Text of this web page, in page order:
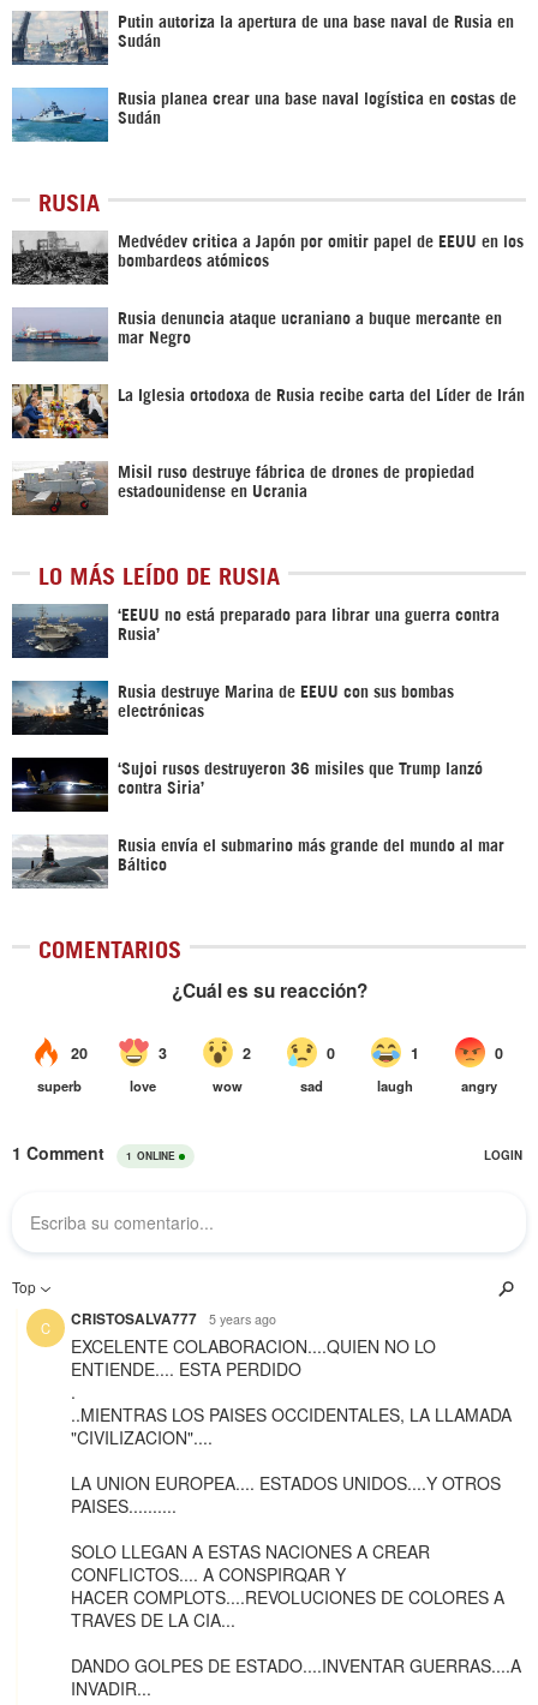
Putin autoriza la apertura de una base naval de Rusia en
Sudán
Rusia planea crear una base naval logística en costas de
Sudán
RUSIA
Medvédev critica a Japón por omitir papel de EEUU en los
bombardeos atómicos
Rusia denuncia ataque ucraniano a buque mercante en
mar Negro
La Iglesia ortodoxa de Rusia recibe carta del Líder de Irán
Misil ruso destruye fábrica de drones de propiedad
estadounidense en Ucrania
LO MÁS LEÍDO DE RUSIA
‘EEUU no está preparado para librar una guerra contra
Rusia’
Rusia destruye Marina de EEUU con sus bombas
electrónicas
‘Sujoi rusos destruyeron 36 misiles que Trump lanzó
contra Siria’
Rusia envía el submarino más grande del mundo al mar
Báltico
COMENTARIOS